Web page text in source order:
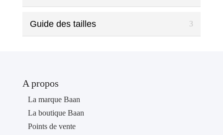
Guide des tailles
A propos
La marque Baan
La boutique Baan
Points de vente